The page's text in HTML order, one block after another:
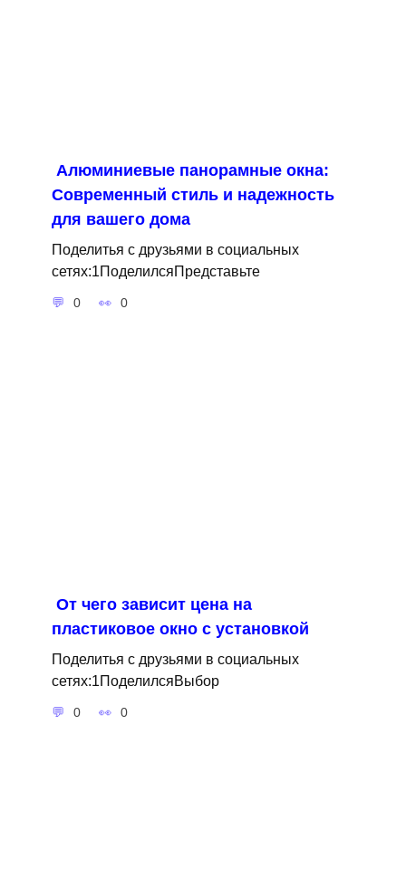
Алюминиевые панорамные окна:
Современный стиль и надежность
для вашего дома
Поделитья с друзьями в социальных
сетях:1ПоделилсяПредставьте
0 0
От чего зависит цена на
пластиковое окно с установкой
Поделитья с друзьями в социальных
сетях:1ПоделилсяВыбор
0 0